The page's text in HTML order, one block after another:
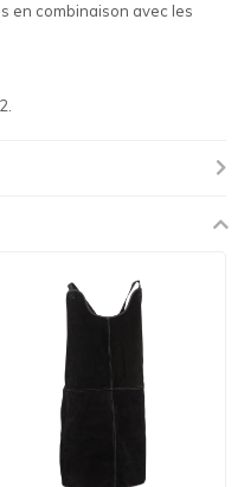
en combinaison avec les